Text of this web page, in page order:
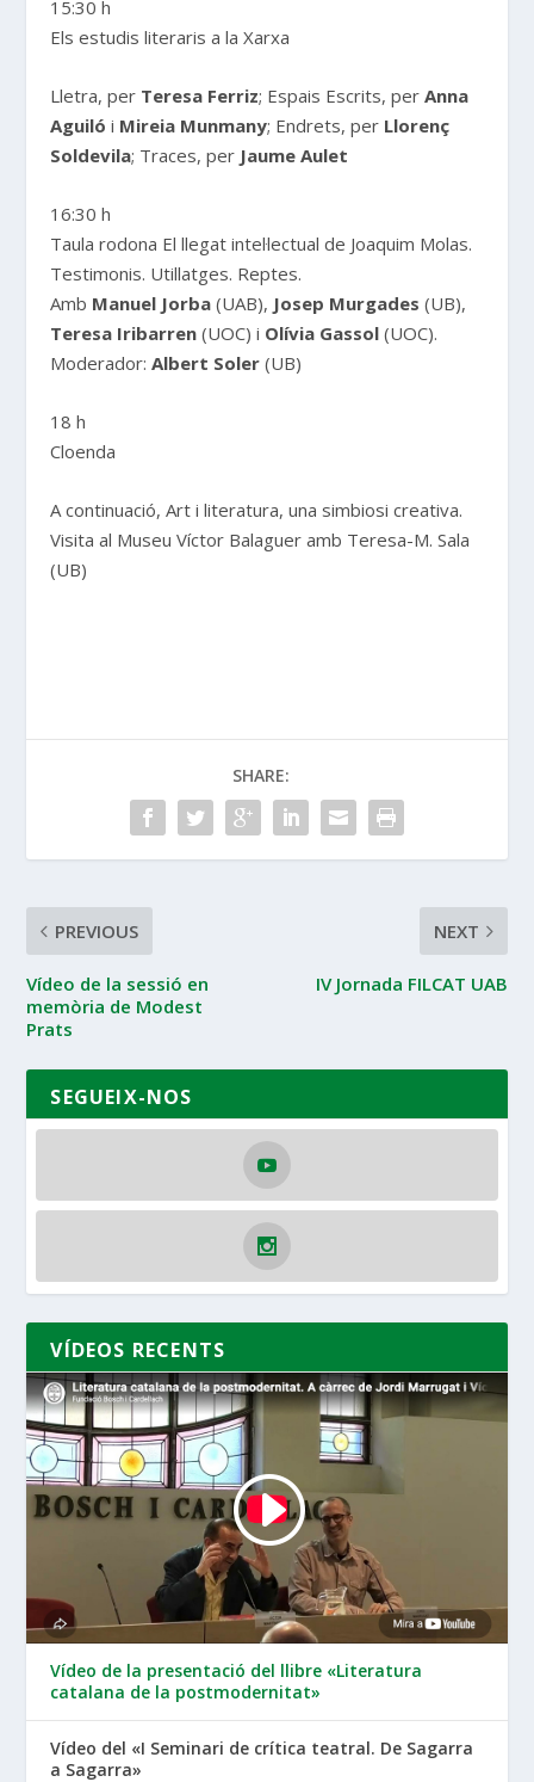
15:30 h
Els estudis literaris a la Xarxa
Lletra, per Teresa Ferriz; Espais Escrits, perAnna
Aguiló i Mireia Munmany; Endrets, per Llorenç
Soldevila; Traces, per Jaume Aulet
16:30 h
Taula rodona El llegat intel·lectual de Joaquim Molas.
Testimonis. Utillatges. Reptes.
Amb Manuel Jorba (UAB), Josep Murgades (UB),
Teresa Iribarren (UOC) i Olívia Gassol (UOC).
Moderador:Albert Soler (UB)
18 h
Cloenda
A continuació, Art i literatura, una simbiosi creativa.
Visita al Museu Víctor Balaguer amb Teresa-M. Sala
(UB)
SHARE:
PREVIOUS
Vídeo de la sessió en
memòria de Modest
Prats
NEXT
IV Jornada FILCAT UAB
SEGUEIX-NOS
VÍDEOS RECENTS
Vídeo de la presentació del llibre «Literatura
catalana de la postmodernitat»
Vídeo del «I Seminari de crítica teatral. De Sagarra
a Sagarra»